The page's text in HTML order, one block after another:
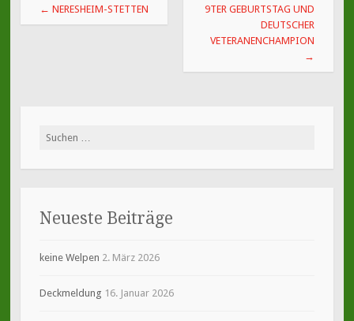
Beitragsnavigation
← NERESHEIM-STETTEN
9TER GEBURTSTAG UND
DEUTSCHER
VETERANENCHAMPION
→
Suche
Neueste Beiträge
keine Welpen 2. März 2026
Deckmeldung 16. Januar 2026